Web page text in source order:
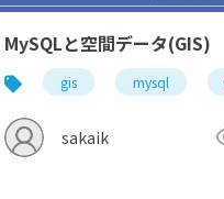
インターフェイス分離の原則
MySQLと空間データ(GIS)
gis mysql
sakaik